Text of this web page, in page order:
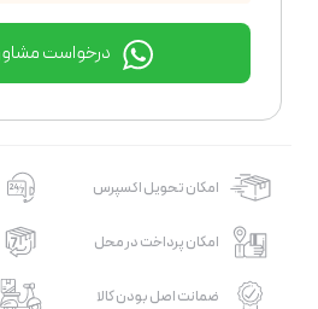
درخواست
امکان تحویل اکسپرس
امکان پرداخت در محل
ضمانت اصل بودن کالا